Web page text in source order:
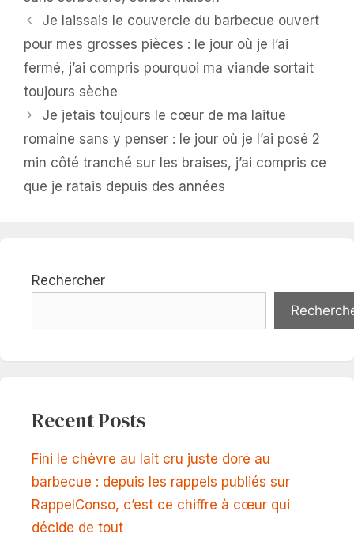
Je laissais le couvercle du barbecue ouvert
pour mes grosses pièces : le jour où je l’ai
fermé, j’ai compris pourquoi ma viande sortait
toujours sèche
Je jetais toujours le cœur de ma laitue
romaine sans y penser : le jour où je l’ai posé 2
min côté tranché sur les braises, j’ai compris ce
que je ratais depuis des années
Rechercher
Recent Posts
Fini le chèvre au lait cru juste doré au
barbecue : depuis les rappels publiés sur
RappelConso, c’est ce chiffre à cœur qui
décide de tout